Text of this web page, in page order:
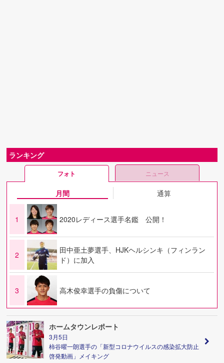
ランキング
フォト ニュース
月間 通算
1 2020レディース選手名鑑 公開！
2
田中亜土夢選手、HJKヘルシンキ（フィンラン
ド）に加入
3 高木俊幸選手の負傷について
ホームタウンレポート
3月5日
柿谷曜一朗選手の「新型コロナウイルスの感染拡大防止
啓発動画」メイキング